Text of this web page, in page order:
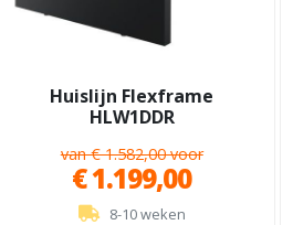
Huislijn Flexframe
HLW1DDR
van € 1.582,00 voor
€ 1.199,00
8-10 weken